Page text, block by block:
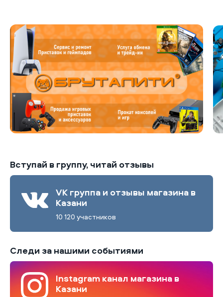
Вступай в группу, читай отзывы
VK группа и отзывы магазина в
Казани
10 120 участников
Следи за нашими событиями
Instagram канал магазина в
Казани